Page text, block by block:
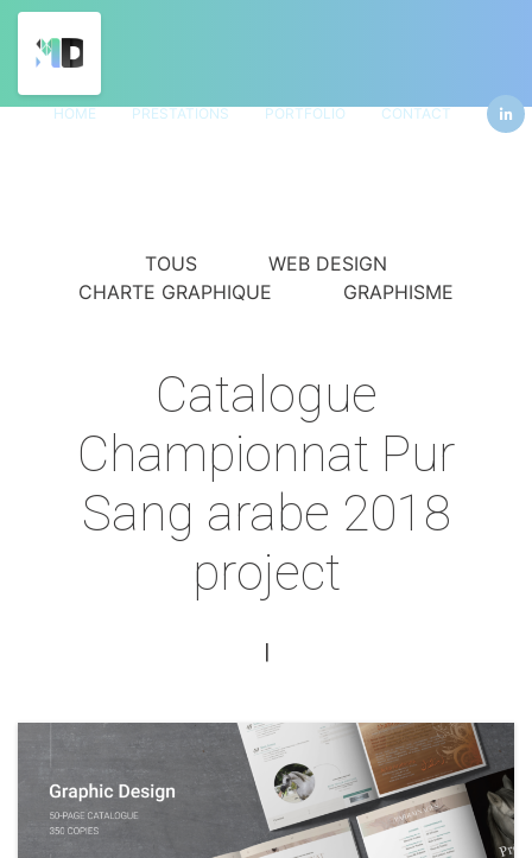
HOME PRESTATIONS PORTFOLIO CONTACT
TOUS
WEB DESIGN
CHARTE GRAPHIQUE
GRAPHISME
Catalogue
Championnat Pur
Sang arabe 2018
project
|